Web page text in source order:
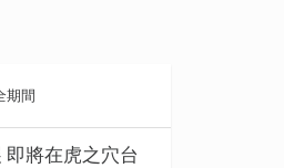
期間
即將在虎之穴台